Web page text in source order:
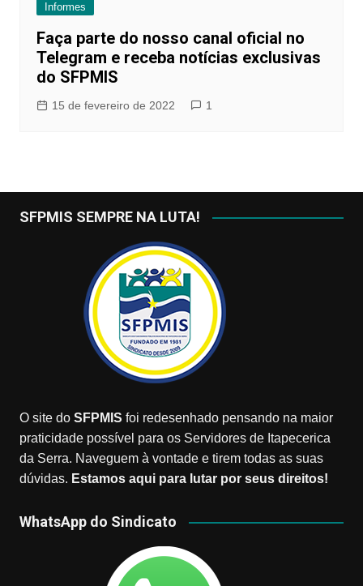
Informes
Faça parte do nosso canal oficial no
Telegram e receba notícias exclusivas
do SFPMIS
15 de fevereiro de 2022 1
SFPMIS SEMPRE NA LUTA!
O site do SFPMIS foi redesenhado pensando na maior
praticidade possível para os Servidores de Itapecerica
da Serra. Naveguem à vontade e tirem todas as suas
dúvidas. Estamos aqui para lutar por seus direitos!
WhatsApp do Sindicato